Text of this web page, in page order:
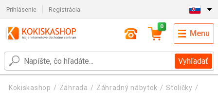
Prihlásenie Registrácia
Vyhľadať
0
Menu
Kokiskashop Záhrada Záhradný nábytok
Stoličky